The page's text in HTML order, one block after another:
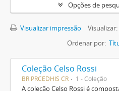
Opções de
Visualizar impressão
Visualizar:
Ordenar por:
Coleção Celso Rossi
BR PRCEDHIS CR 1 - Coleção
A coleção Celso Rossi é